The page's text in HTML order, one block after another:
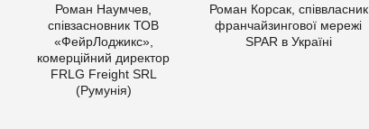
Роман Наумчев,
співзасновник ТОВ
«ФейрЛоджикс»,
комерційний директор
FRLG Freight SRL
(Румунія)
Роман Корсак, співвласник
франчайзингової мережі
SPAR в Україні